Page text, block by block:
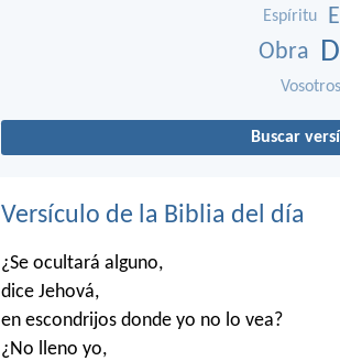
Espíritu
Obra
Vosotros
Buscar
Versículo de la Biblia del día
¿Se ocultará alguno,
dice Jehová,
en escondrijos donde yo no lo vea?
¿No lleno yo,